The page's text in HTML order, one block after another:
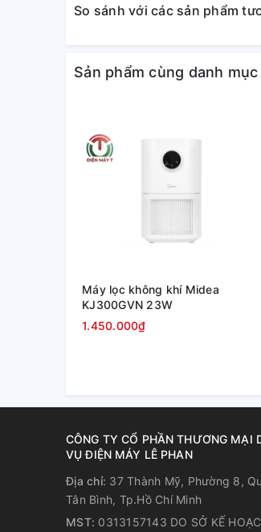
So sánh với các sản phẩm
Sản phẩm cùng danh mục
Máy lọc không khí Midea
KJ300GVN 23W
1.450.000₫
CÔNG TY CỔ PHẦN THƯƠNG MẠI
VỤ ĐIỆN MÁY LÊ PHAN
Địa chỉ: 37 Thành Mỹ, Phường 8,
Tân Bình, Tp.Hồ Chí Minh
MST: 0313157143 DO SỞ KẾ